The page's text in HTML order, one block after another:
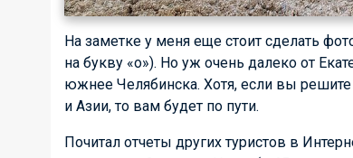
На заметке у меня еще стоит сделать
на букву «о»). Но уж очень далеко от
южнее Челябинска. Хотя, если вы
и Азии, то вам будет по пути.
Почитал отчеты других туристов в